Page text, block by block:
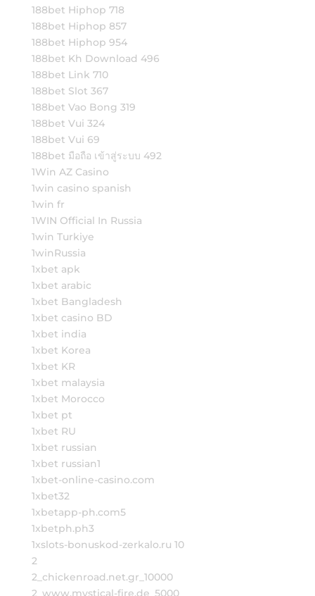
188bet Hiphop 718
188bet Hiphop 857
188bet Hiphop 954
188bet Kh Download 496
188bet Link 710
188bet Slot 367
188bet Vao Bong 319
188bet Vui 324
188bet Vui 69
188bet มือถือ เข้าสู่ระบบ 492
1Win AZ Casino
1win casino spanish
1win fr
1WIN Official In Russia
1win Turkiye
1winRussia
1xbet apk
1xbet arabic
1xbet Bangladesh
1xbet casino BD
1xbet india
1xbet Korea
1xbet KR
1xbet malaysia
1xbet Morocco
1xbet pt
1xbet RU
1xbet russian
1xbet russian1
1xbet-online-casino.com
1xbet32
1xbetapp-ph.com5
1xbetph.ph3
1xslots-bonuskod-zerkalo.ru 10
2
2_chickenroad.net.gr_10000
2_www.mystical-fire.de_5000